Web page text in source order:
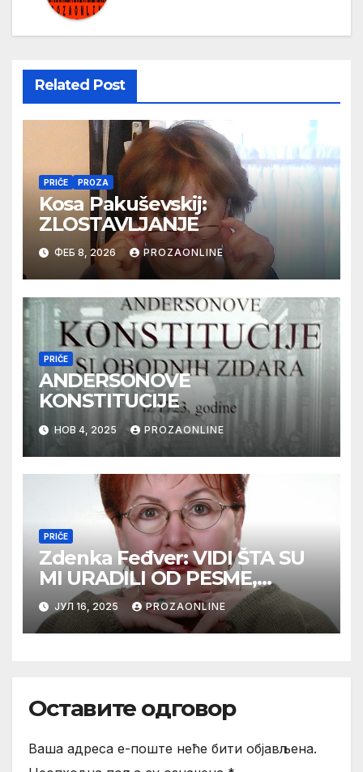
Related Post
PRIČE PROZA
Kosa Pakuševskij:
ZLOSTAVLJANJE
ФЕБ 8, 2026 PROZAONLINE
PRIČE
ANDERSONOVE
KONSTITUCIJE
НОВ 4, 2025 PROZAONLINE
PRIČE
Zdenka Feđver: VIDI ŠTA SU
MI URADILI OD PESME,
MAMA*
ЈУЛ 16, 2025 PROZAONLINE
Оставите одговор
Ваша адреса е-поште неће бити објављена.